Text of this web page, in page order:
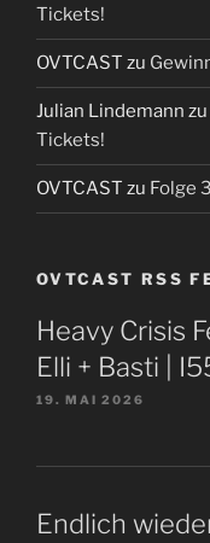
Tickets!
OVTCAST zu
Julian Lindemann zu
Tickets!
OVTCAST zu Folge
OVTCAST RSS
Heavy Crisis
Elli + Basti |
19. MAI 2026
Endlich